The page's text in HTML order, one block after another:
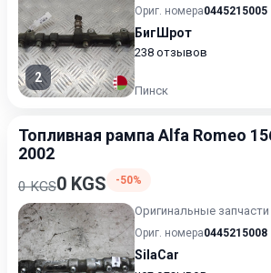
2
Ориг. номера0445215005
БигШрот
238 отзывов
Пинск
Топливная рампа Alfa Romeo
2002
0 KGS0 KGS -50%
Оригинальные
Ориг. номера0445215008
SilaCar